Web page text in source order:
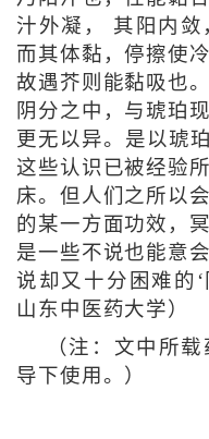
汁外凝， 其阳内敛
而其体黏，停擦使
故遇芥则能黏吸也
阴分之中，与琥珀
更无以异。是以琥
这些认识已被经验
床。但人们之所以
的某一方面功效，
是一些不说也能意
说却又十分困难的
山东中医药大学）
（注：文中所
导下使用。）